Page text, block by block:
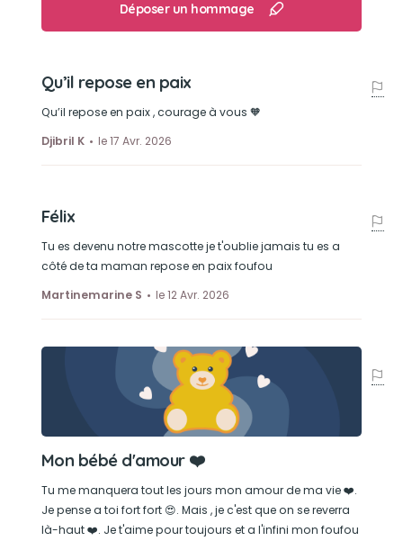
Déposer un hommage
Qu’il repose en paix
Qu’il repose en paix , courage à vous 🧡
Djibril K
le 17 Avr. 2026
Félix
Tu es devenu notre mascotte je t'oublie jamais tu es a
côté de ta maman repose en paix foufou
Martinemarine S
le 12 Avr. 2026
Mon bébé d'amour ❤️
Tu me manquera tout les jours mon amour de ma vie ❤️.
Je pense a toi fort fort 😍. Mais , je c'est que on se reverra
là-haut ❤️. Je t'aime pour toujours et a l'infini mon foufou